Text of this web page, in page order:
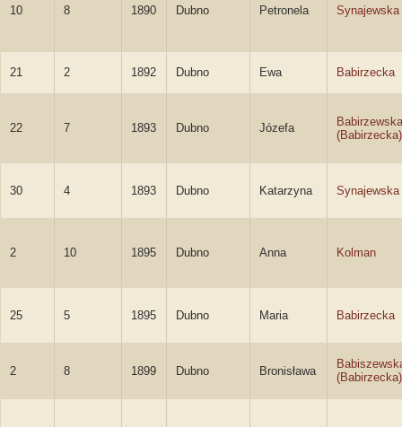
10 8 1890 Dubno Petronela Synajewska
21 2 1892 Dubno Ewa Babirzecka
22 7 1893 Dubno Józefa
Babirzewska
(Babirzecka)
30 4 1893 Dubno Katarzyna Synajewska
2 10 1895 Dubno Anna Kolman
25 5 1895 Dubno Maria Babirzecka
2 8 1899 Dubno Bronisława
(Babirzecka)